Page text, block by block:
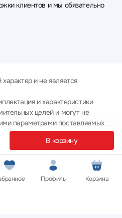
В корзину
клиентов и мы обязательно
и не является
и характеристики
целей и могут не
параметрами поставляемых
у менеджера при
ООО «Эпл Тэк»
Профиль Корзина